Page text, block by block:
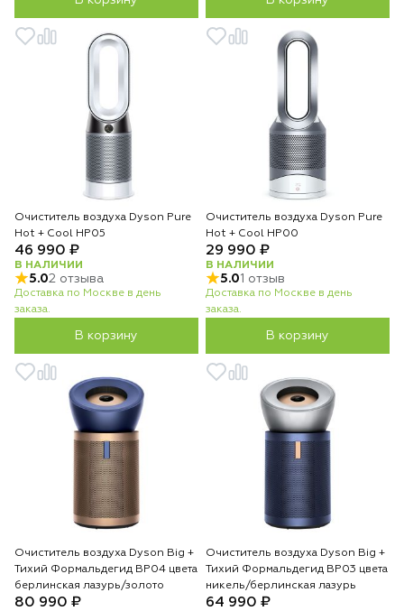
Очиститель воздуха Dyson Pure
Hot + Cool HP05
46 990 ₽
В НАЛИЧИИ
5.02 отзыва
Доставка по Москве в день
заказа.
В корзину
Очиститель воздуха Dyson Pure
Hot + Cool HP00
29 990 ₽
В НАЛИЧИИ
5.01 отзыв
Доставка по Москве в день
заказа.
В корзину
Очиститель воздуха Dyson Big +
Тихий Формальдегид BP04 цвета
берлинская лазурь/золото
80 990 ₽
Очиститель воздуха Dyson Big +
Тихий Формальдегид BP03 цвета
никель/берлинская лазурь
64 990 ₽